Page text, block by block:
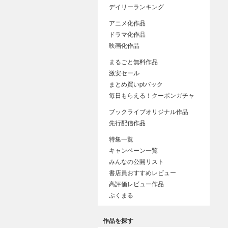
デイリーランキング
アニメ化作品
ドラマ化作品
映画化作品
まるごと無料作品
激安セール
まとめ買いptバック
毎日もらえる！クーポンガチャ
ブックライブオリジナル作品
先行配信作品
特集一覧
キャンペーン一覧
みんなの公開リスト
書店員おすすめレビュー
高評価レビュー作品
ぶくまる
作品を探す